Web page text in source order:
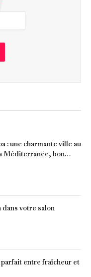
: une charmante ville au
Méditerranée, bon
dans votre salon
entre fraîcheur et